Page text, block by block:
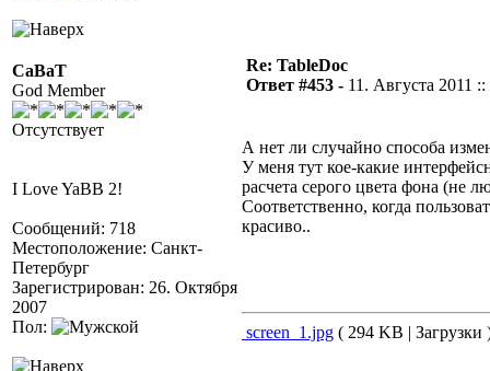
CaBaT
God Member
Отсутствует
I Love YaBB 2!
Сообщений: 718
Местоположение: Санкт-
Петербург
Зарегистрирован: 26. Октября
2007
Пол:
Re: TableDoc
Ответ #453 - 11. Августа 2011
А нет ли случайно способа
У меня тут кое-какие
расчета серого цвета фона (не
Соответственно, когда
красиво..
screen_1.jpg ( 294 KB | Загрузки